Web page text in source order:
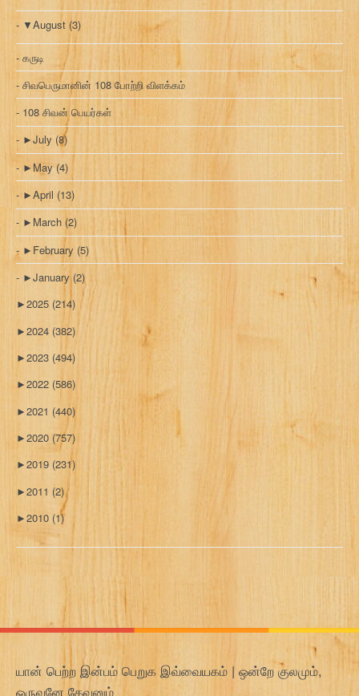
▼August (3)
கருடி
சிவபெருமானின் 108 போற்றி விளக்கம்
108 சிவன் பெயர்கள்
►July (8)
► May(4)
►April (13)
► March (2)
► February (5)
►January(2)
►2025 (214)
►2024 (382)
►2023 (494)
►2022 (586)
►2021 (440)
►2020 (757)
►2019 (231)
►2011 (2)
►2010 (1)
யான் பெற்ற இன்பம் பெறுக இவ்வையகம் | ஒன்றே குலமும்,
ஒருவனே தேவனும்